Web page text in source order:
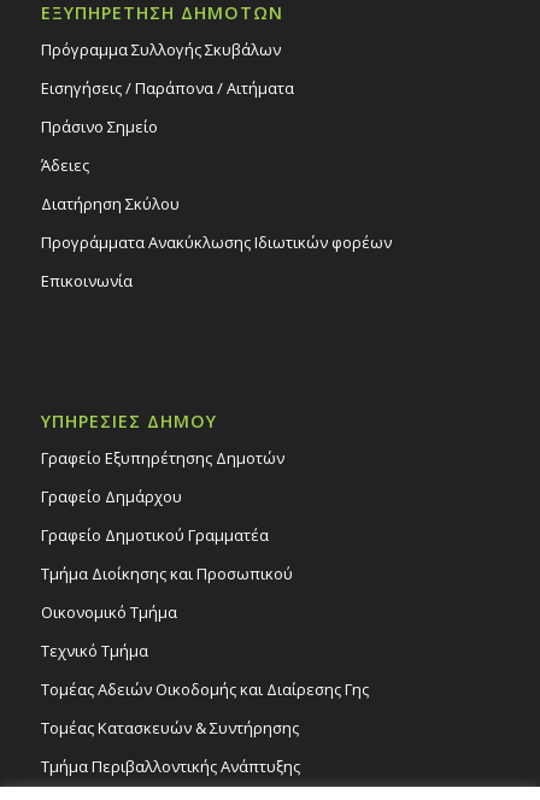
ΕΞΥΠΗΡΕΤΗΣΗ ΔΗΜΟΤΩΝ
Πρόγραμμα Συλλογής Σκυβάλων
Εισηγήσεις / Παράπονα / Αιτήματα
Πράσινο Σημείο
Άδειες
Διατήρηση Σκύλου
Προγράμματα Ανακύκλωσης Ιδιωτικών φορέων
Επικοινωνία
ΥΠΗΡΕΣΙΕΣ ΔΗΜΟΥ
Γραφείο Εξυπηρέτησης Δημοτών
Γραφείο Δημάρχου
Γραφείο Δημοτικού Γραμματέα
Τμήμα Διοίκησης και Προσωπικού
Οικονομικό Τμήμα
Τεχνικό Τμήμα
Τομέας Αδειών Οικοδομής και Διαίρεσης Γης
Τομέας Κατασκευών & Συντήρησης
Τμήμα Περιβαλλοντικής Ανάπτυξης